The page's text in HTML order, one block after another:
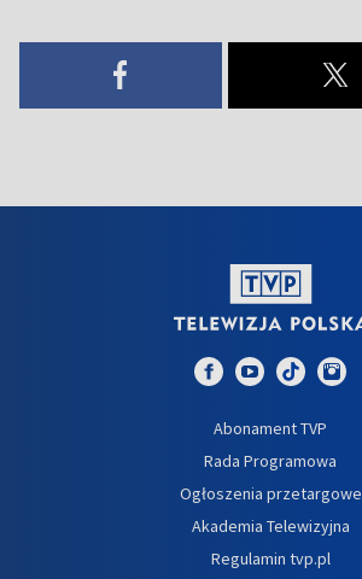
Abonament TVP
Rada Programowa
Ogłoszenia przetargowe
Akademia Telewizyjna
Regulamin tvp.pl